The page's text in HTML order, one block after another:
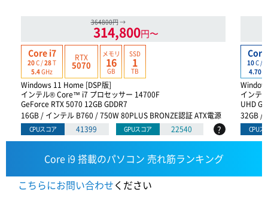
364800円→
314,800円〜
Core i7
20C /28T
5.4GHz
RTX
5070
メモリ
16
GB
SSD
1
TB
Windows 11 Home [DSP版]
インテル® Core™ i7 プロセッサー 14700F
GeForce RTX 5070 12GB GDDR7
16GB / インテル B760 / 750W 80PLUS BRONZE認証 ATX電源
CPUスコア 41399 GPUスコア 22540 ?
10C /
4.70
インテ
UHD
32GB /
CPUス
Core i9 搭載のパソコン 売れ筋ランキング
こちらにお問い合わせください